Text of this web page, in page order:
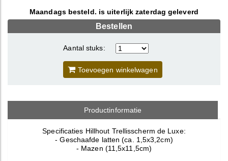
Maandags besteld. is uiterlijk zaterdag geleverd
Bestellen
Aantal stuks:
Toevoegen winkelwagen
Productinformatie
Specificaties Hillhout Trellisscherm de Luxe:
- Geschaafde latten (ca. 1,5x3,2cm)
- Mazen (11,5x11,5cm)